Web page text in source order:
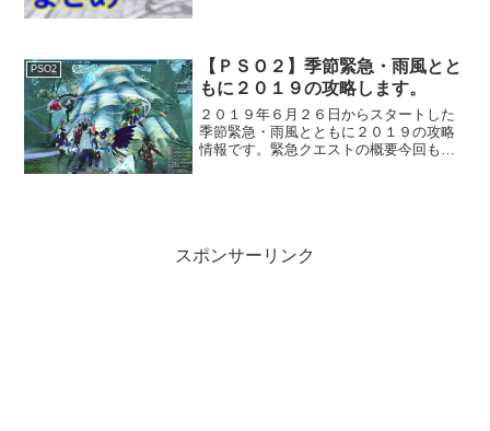
PSO2
【ＰＳＯ２】季節緊急・雨風とと
もに２０１９の攻略します。
２０１９年６月２６日からスタートした
季節緊急・雨風とともに２０１９の攻略
情報です。緊急クエストの概要今回も１
スポンサーリンク